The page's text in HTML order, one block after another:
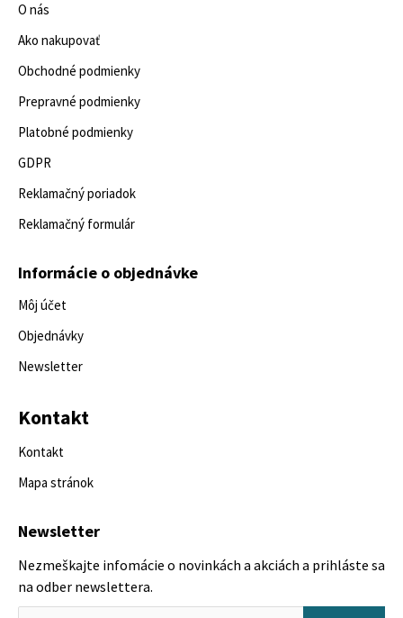
O nás
Ako nakupovať
Obchodné podmienky
Prepravné podmienky
Platobné podmienky
GDPR
Reklamačný poriadok
Reklamačný formulár
Informácie o objednávke
Môj účet
Objednávky
Newsletter
Kontakt
Kontakt
Mapa stránok
Newsletter
Nezmeškajte infomácie o novinkách a akciách a prihláste sa
na odber newslettera.